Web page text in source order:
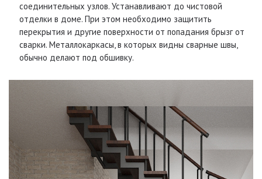
соединительных узлов. Устанавливают до чистовой
отделки в доме. При этом необходимо защитить
перекрытия и другие поверхности от попадания брызг от
сварки. Металлокаркасы, в которых видны сварные швы,
обычно делают под обшивку.